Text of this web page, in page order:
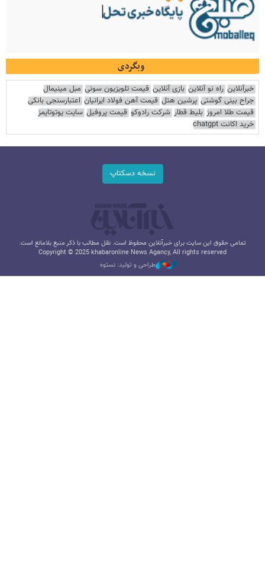
وبگردی
خبرآنلاین راه نو آنلاین بازی آنلاین قیمت تلویزیون سونی مبل مینیمال
جراح بینی گوشتی پرشین هتل قیمت آهن فولاد ایرانیان اعتبارسنجی بانکی
قیمت طلا امروز بلیط قطار شرکت رادوکو قیمت پروفیل سایت یوتوتایمز
خرید اکانت chatgpt
نسخه دسکتاپ
تمامی حقوق این سایت برای خبرآنلاین محفوظ است. نقل مطالب با ذکر منبع بلامانع است.
Copyright © 2025 khabaronline News Agancy, All rights reserved
طراحی و تولید: نستوه